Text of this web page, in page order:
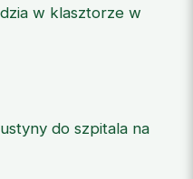
w klasztorze w
do szpitala na